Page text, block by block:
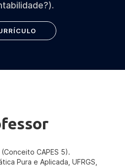
CAPES 5).
Pura e Aplicada, UFRGS,